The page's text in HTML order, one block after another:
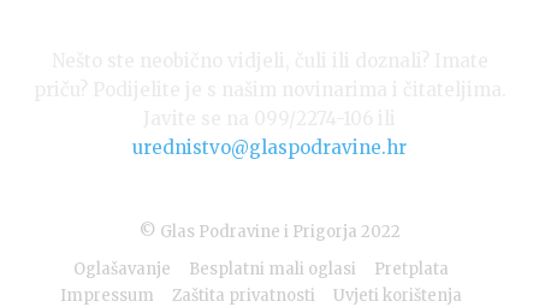
urednistvo@glaspodravine.hr
© Glas Podravine i Prigorja 2022
Oglašavanje
Besplatni mali oglasi
Pretplata
Impressum
Zaštita privatnosti Uvjeti korištenja